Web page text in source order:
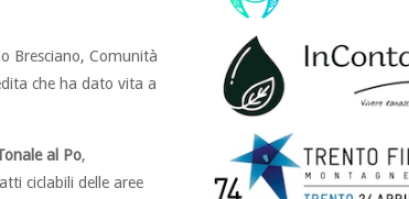
Bresciano, Comunità
che ha dato vita a
al Po,
ciclabili delle aree